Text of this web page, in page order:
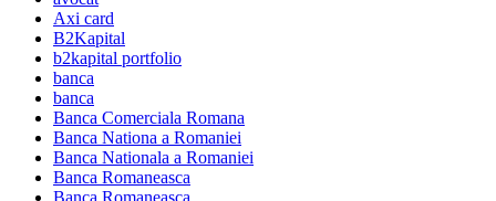
Axi card
B2Kapital
b2kapital portfolio
banca
banca
Banca Comerciala Romana
Banca Nationa a Romaniei
Banca Nationala a Romaniei
Banca Romaneasca